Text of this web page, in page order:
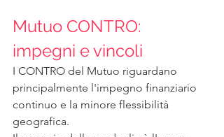
Mutuo CONTRO:
impegni e vincoli
I CONTRO del Mutuo riguardano
principalmente l'impegno finanziario
continuo e la minore flessibilità
geografica.